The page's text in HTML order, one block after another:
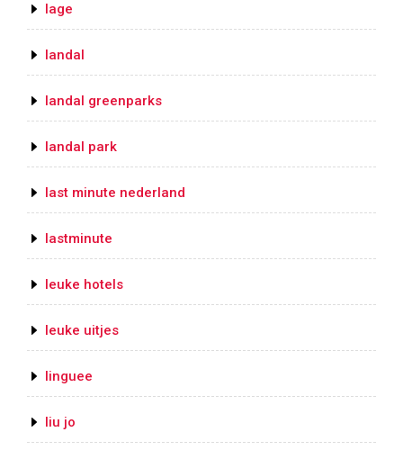
lage
landal
landal greenparks
landal park
last minute nederland
lastminute
leuke hotels
leuke uitjes
linguee
liu jo